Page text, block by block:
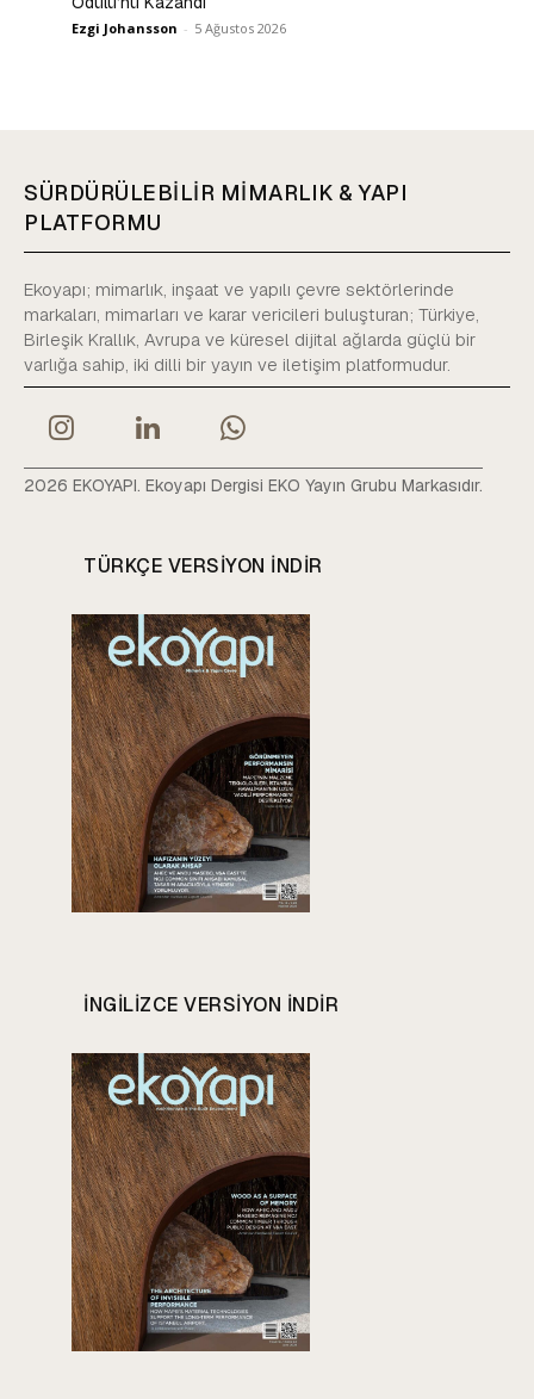
Ezgi Johansson - 5 Ağustos 2026
SÜRDÜRÜLEBİLİR MİMARLIK & YAPI
PLATFORMU
Ekoyapı; mimarlık, inşaat ve yapılı çevre sektörlerinde
markaları, mimarları ve karar vericileri buluşturan; Türkiye,
Birleşik Krallık, Avrupa ve küresel dijital ağlarda güçlü bir
varlığa sahip, iki dilli bir yayın ve iletişim platformudur.
2026 EKOYAPI. Ekoyapı Dergisi EKO Yayın Grubu Markasıdır.
TÜRKÇE VERSIYON INDIR
INGILIZCE VERSIYON INDIR